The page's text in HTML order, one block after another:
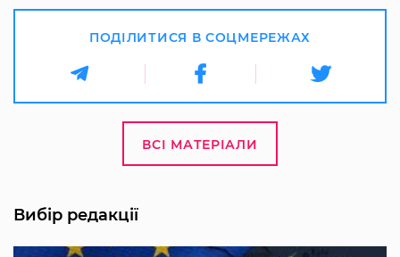
ПОДІЛИТИСЯ В СОЦМЕРЕЖАХ
ВСІ МАТЕРІАЛИ
Вибір редакції